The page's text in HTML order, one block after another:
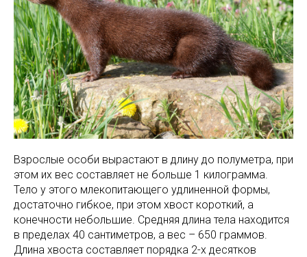
Взрослые особи вырастают в длину до полуметра, при
этом их вес составляет не больше 1 килограмма.
Тело у этого млекопитающего удлиненной формы,
достаточно гибкое, при этом хвост короткий, а
конечности небольшие. Средняя длина тела находится
в пределах 40 сантиметров, а вес – 650 граммов.
Длина хвоста составляет порядка 2-х десятков